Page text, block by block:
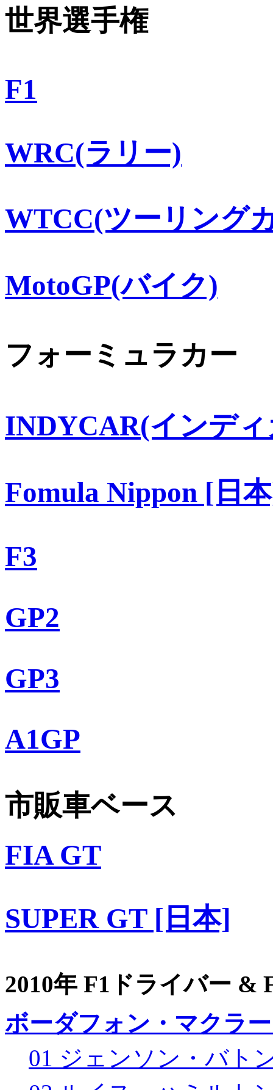
世界選手権
F1
WRC(ラリー)
WTCC(ツーリング
MotoGP(バイク)
フォーミュラカー
INDYCAR(インデ
Fomula Nippon [日
F3
GP2
GP3
A1GP
市販車ベース
FIA GT
SUPER GT [日本]
2010年 F1ドライバー &
ボーダフォン・マクラ
01 ジェンソン・バト